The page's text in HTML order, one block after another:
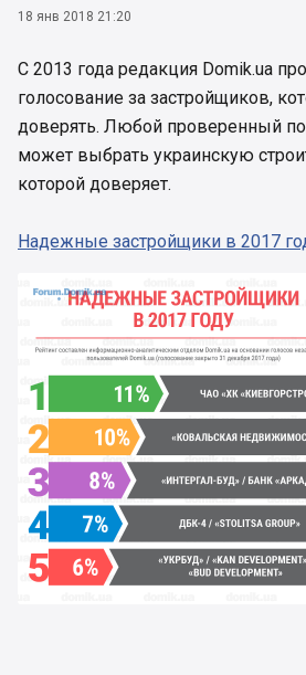
18 янв 2018 21:20
С 2013 года редакция Domik.ua
голосование за застройщиков,
доверять. Любой проверенный
может выбрать украинскую
которой доверяет.
Надежные застройщики в 2017